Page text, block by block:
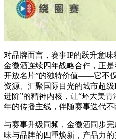
对品牌而言，赛事IP的跃升意味
金徽酒连续四年战略合作，正
开放名片”的独特价值——它不
资源、汇聚国际目光的城市超级
进阶”的精神内核，让“环大美
年的传播主线，伴随赛事迭代不
与赛事升级同频，金徽酒同步
味与品牌的四重焕新，产品力